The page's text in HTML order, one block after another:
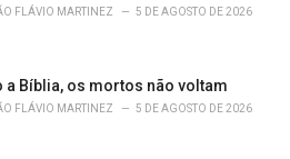
FLÁVIO MARTINEZ 5 DE AGOSTO DE 2026
a Bíblia, os mortos não voltam
FLÁVIO MARTINEZ 5 DE AGOSTO DE 2026